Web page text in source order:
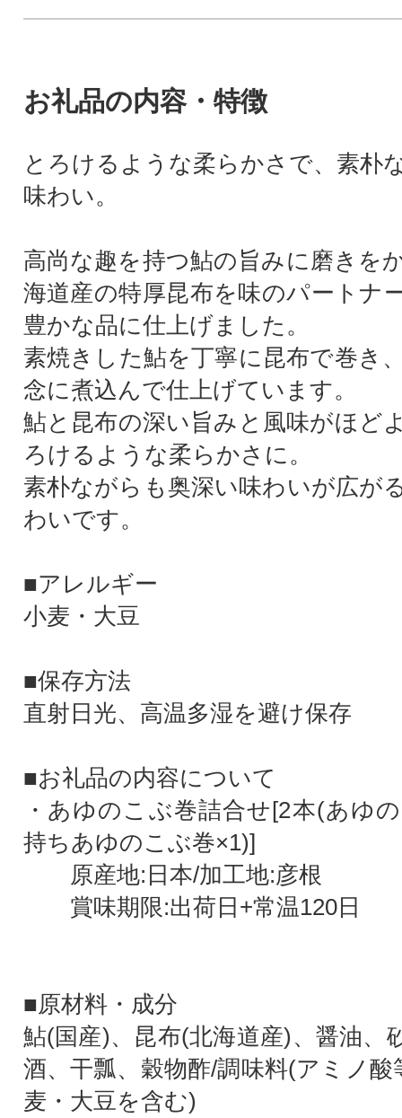
お礼品の内容・特徴
とろけるような柔らかさで、素朴
味わい。
高尚な趣を持つ鮎の旨みに磨きを
海道産の特厚昆布を味のパートナ
豊かな品に仕上げました。
素焼きした鮎を丁寧に昆布で巻き
念に煮込んで仕上げています。
鮎と昆布の深い旨みと風味がほど
ろけるような柔らかさに。
素朴ながらも奥深い味わいが広が
わいです。
■アレルギー
小麦・大豆
■保存方法
直射日光、高温多湿を避け保存
■お礼品の内容について
・あゆのこぶ巻詰合せ[2本(あゆ
持ちあゆのこぶ巻×1)]
原産地:日本/加工地:彦根
賞味期限:出荷日+常温120日
■原材料・成分
鮎(国産)、昆布(北海道産)、醤油、
酒、干瓢、穀物酢/調味料(アミノ酸
麦・大豆を含む)